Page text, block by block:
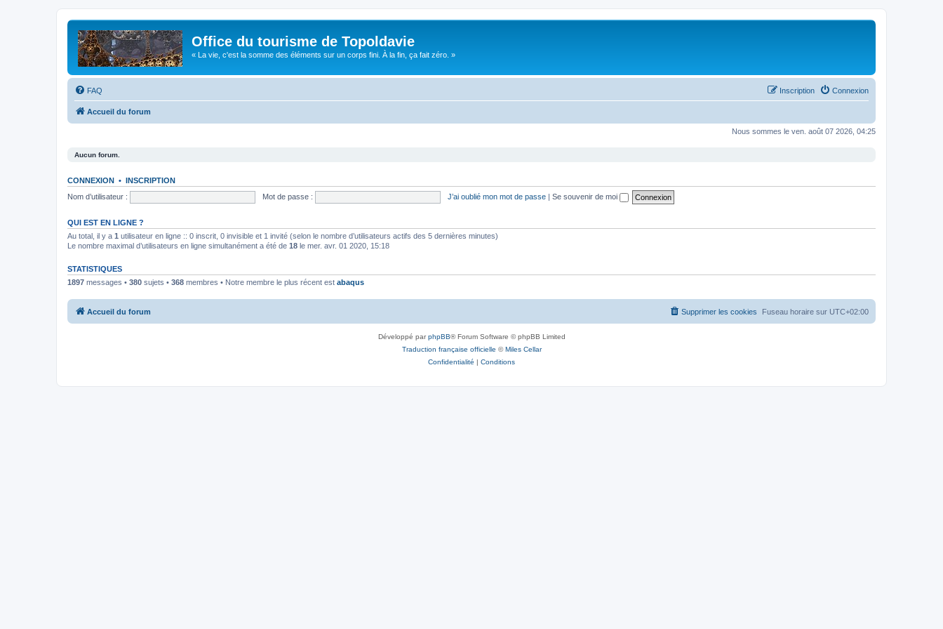
Office du tourisme de Topoldavie
« La vie, c'est la somme des éléments sur un corps fini. À la fin, ça fait zéro. »
FAQ Connexion
Inscription
Accueil du forum
Nous sommes le ven. août 07 2026, 04:25
Aucun forum.
CONNEXION • INSCRIPTION
Nom d’utilisateur :
Mot de passe : J’ai oublié mon mot de passe | Se souvenir de moi
QUI EST EN LIGNE ?
Au total, il y a 1 utilisateur en ligne :: 0 inscrit, 0 invisible et 1 invité (selon le nombre d’utilisateurs actifs des 5 dernières minutes)
Le nombre maximal d’utilisateurs en ligne simultanément a été de 18 le mer. avr. 01 2020, 15:18
STATISTIQUES
1897 messages • 380 sujets • 368 membres • Notre membre le plus récent est abaqus
Accueil du forum Fuseau horaire sur UTC+02:00
Supprimer les cookies
Développé parphpBB® Forum Software © phpBB Limited
Traduction française officielle ©Miles Cellar
Confidentialité | Conditions